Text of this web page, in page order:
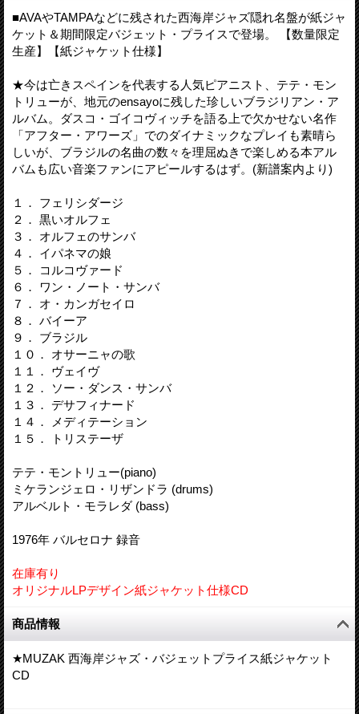
■AVAやTAMPAなどに残された西海岸ジャズ隠れ名盤が紙ジャ
ケット＆期間限定バジェット・プライスで登場。 【数量限定
生産】【紙ジャケット仕様】
★今は亡きスペインを代表する人気ピアニスト、テテ・モン
トリューが、地元のensayoに残した珍しいブラジリアン・ア
ルバム。ダスコ・ゴイコヴィッチを語る上で欠かせない名作
「アフター・アワーズ」でのダイナミックなプレイも素晴ら
しいが、ブラジルの名曲の数々を理屈ぬきで楽しめる本アル
バムも広い音楽ファンにアピールするはず。(新譜案内より)
１． フェリシダージ
２． 黒いオルフェ
３． オルフェのサンバ
４． イパネマの娘
５． コルコヴァード
６． ワン・ノート・サンバ
７． オ・カンガセイロ
８． バイーア
９． ブラジル
１０． オサーニャの歌
１１． ヴェイヴ
１２． ソー・ダンス・サンバ
１３． デサフィナード
１４． メディテーション
１５． トリステーザ
テテ・モントリュー(piano)
ミケランジェロ・リザンドラ (drums)
アルベルト・モラレダ (bass)
1976年 バルセロナ 録音
在庫有り
オリジナルLPデザイン紙ジャケット仕様CD
商品情報
★MUZAK 西海岸ジャズ・バジェットプライス紙ジャケット
CD